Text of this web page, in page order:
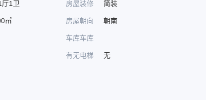
厅1卫 房屋装修 简装
㎡ 房屋朝向 朝南
车库车库
有无电梯 无